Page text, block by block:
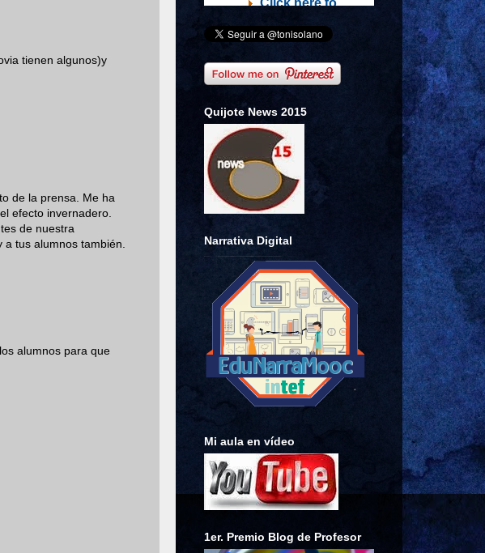
tienen algunos)y
de la prensa. Me ha
efecto invernadero.
de nuestra
tus alumnos también.
alumnos para que
Quijote News 2015
Narrativa Digital
Mi aula en vídeo
1er. Premio Blog de Profesor